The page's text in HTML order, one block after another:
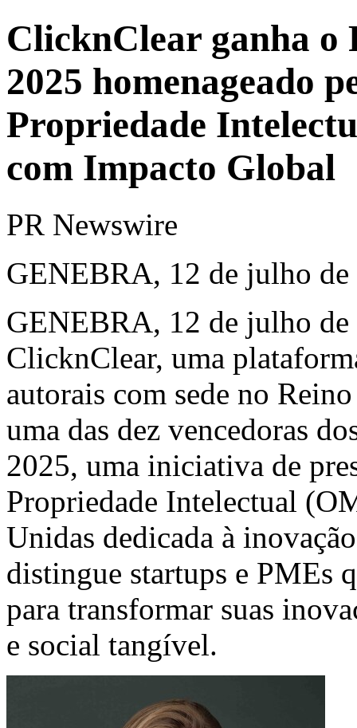
ClicknClear ganha
2025 homenageado
Propriedade
com Impacto Global
PR Newswire
GENEBRA, 12 de julho de
GENEBRA, 12 de julho
ClicknClear, uma
autorais com sede no
uma das dez vencedoras
2025, uma iniciativa de
Propriedade Intelectual
Unidas dedicada à
distingue startups e PMEs
para transformar suas
e social tangível.